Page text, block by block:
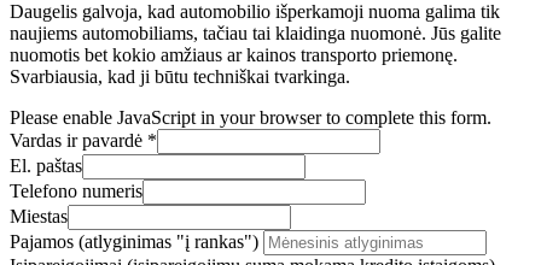
Daugelis galvoja, kad automobilio išperkamoji nuoma galima tik
naujiems automobiliams, tačiau tai klaidinga nuomonė. Jūs galite
nuomotis bet kokio amžiaus ar kainos transporto priemonę.
Svarbiausia, kad ji būtu techniškai tvarkinga.
Please enable JavaScript in your browser to complete this form.
Vardas ir pavardė *
El. paštas
Telefono numeris
Miestas
Pajamos (atlyginimas "į rankas")